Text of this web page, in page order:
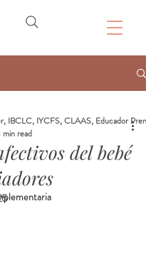
del bebé
IBCLC, IYCFS, CLAAS, Educador
min read